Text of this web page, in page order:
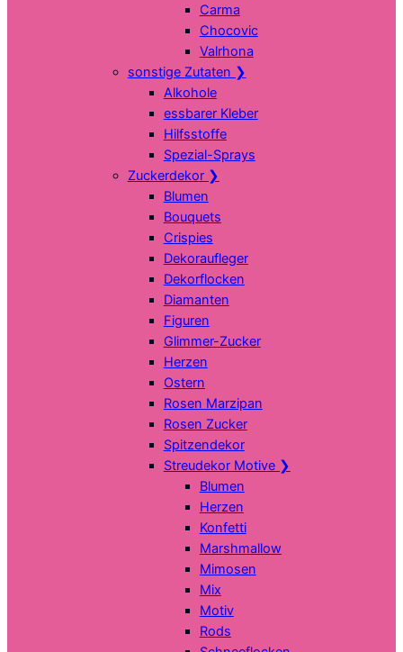
Carma
Chocovic
Valrhona
sonstige Zutaten ❯
Alkohole
essbarer Kleber
Hilfsstoffe
Spezial-Sprays
Zuckerdekor ❯
Blumen
Bouquets
Crispies
Dekoraufleger
Dekorflocken
Diamanten
Figuren
Glimmer-Zucker
Herzen
Ostern
Rosen Marzipan
Rosen Zucker
Spitzendekor
Streudekor Motive ❯
Blumen
Herzen
Konfetti
Marshmallow
Mimosen
Mix
Motiv
Rods